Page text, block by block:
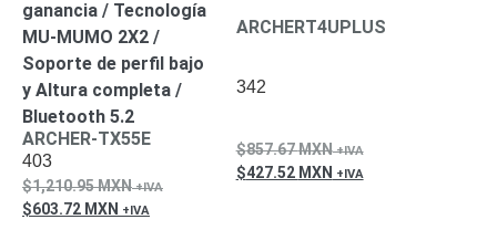
SD /
Memorias
Micro
SDServidores
de
AplicaciónUnidades
Sólido
ganancia / Tecnología
MU-MUMO 2X2 /
Soporte de perfil bajo
y Altura completa /
Bluetooth 5.2
ARCHER-TX55E
403
1,210.95MXN
603.72 MXN
ARCHERT4UPLUS
342
857.67MXN
427.52 MXN